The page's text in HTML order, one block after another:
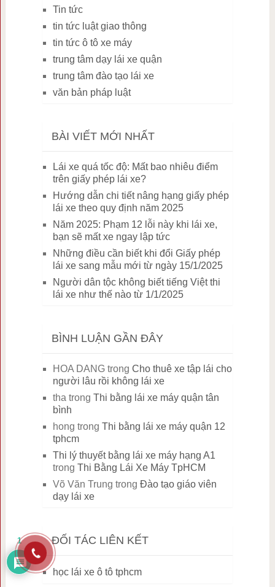
Tin tức
tin tức luật giao thông
tin tức ô tô xe máy
trung tâm dạy lái xe quận
trung tâm đào tạo lái xe
văn bản pháp luật
BÀI VIẾT MỚI NHẤT
Lái xe quá tốc độ: Mất bao nhiêu điểm
trên giấy phép lái xe?
Hướng dẫn chi tiết nâng hạng giấy phép
lái xe theo quy định năm 2025
Năm 2025: Phạm 12 lỗi này khi lái xe,
bạn sẽ mất xe ngay lập tức
Những điều cần biết khi đổi Giấy phép
lái xe sang mẫu mới từ ngày 15/1/2025
Người dân tộc không biết tiếng Việt thi
lái xe như thế nào từ 1/1/2025
BÌNH LUẬN GẦN ĐÂY
HOA DANGtrong Cho thuê xe tập lái cho
người lâu rồi không lái xe
tha trong Thi bằng lái xe máy quận tân
bình
hong trong Thi bằng lái xe máy quận 12
tphcm
Thi lý thuyết bằng lái xe máy hạng A1
trong Thi Bằng Lái Xe Máy TpHCM
Võ Văn Trung trong Đào tạo giáo viên
dạy lái xe
ĐỐI TÁC LIÊN KẾT
học lái xe ô tô tphcm
1